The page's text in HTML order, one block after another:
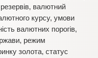
валютний
курсу, умови
валютних порогів,
режим
золота, статус